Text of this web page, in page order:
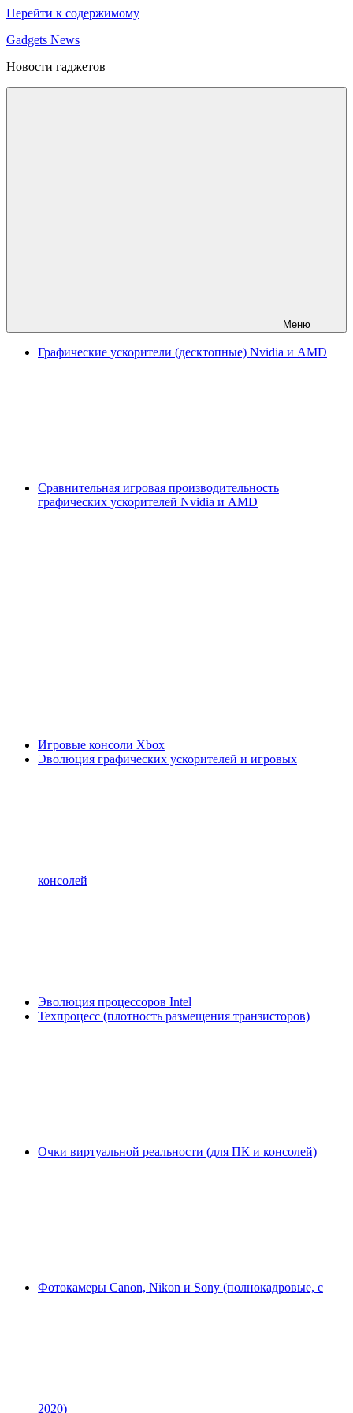
Перейти к содержимому
Gadgets News
Новости гаджетов
Меню
Графические ускорители (десктопные) Nvidia и AMD
Сравнительная игровая производительность
графических ускорителей Nvidia и AMD
Игровые консоли Xbox
Эволюция графических ускорителей и игровых
консолей
Эволюция процессоров Intel
Техпроцесс (плотность размещения транзисторов)
Очки виртуальной реальности (для ПК и консолей)
Фотокамеры Canon, Nikon и Sony (полнокадровые, с
2020)